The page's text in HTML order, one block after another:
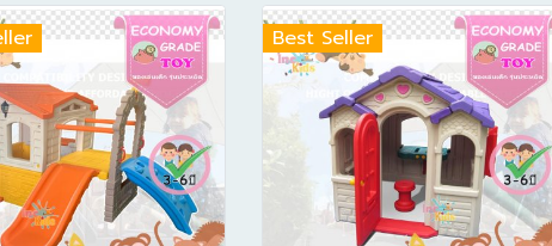
Best Seller